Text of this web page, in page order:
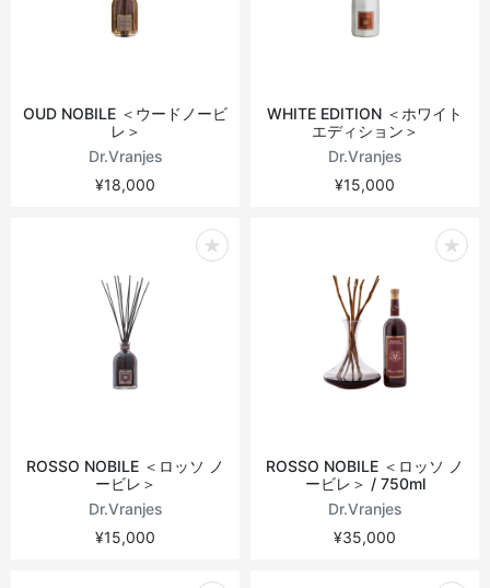
OUD NOBILE ＜ウードノービ
レ＞
Dr.Vranjes
¥18,000
WHITE EDITION ＜ホワイト
エディション＞
Dr.Vranjes
¥15,000
ROSSO NOBILE ＜ロッソ ノ
ービレ＞
Dr.Vranjes
¥15,000
ROSSO NOBILE ＜ロッソ ノ
ービレ＞ / 750ml
Dr.Vranjes
¥35,000